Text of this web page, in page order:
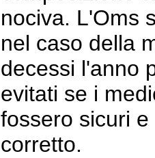
nociva. L'Oms
nel caso della
decessi l'anno
evitati se i
fossero sicuri
corretto.